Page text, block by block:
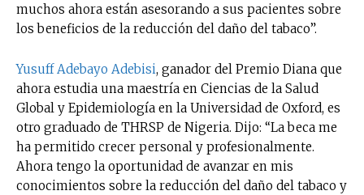
muchos ahora están asesorando a sus pacientes sobre
los beneficios de la reducción del daño del tabaco”.
Yusuff Adebayo Adebisi, ganador del Premio Diana que
ahora estudia una maestría en Ciencias de la Salud
Global y Epidemiología en la Universidad de Oxford, es
otro graduado de THRSP de Nigeria. Dijo: “La beca me
ha permitido crecer personal y profesionalmente.
Ahora tengo la oportunidad de avanzar en mis
conocimientos sobre la reducción del daño del tabaco y